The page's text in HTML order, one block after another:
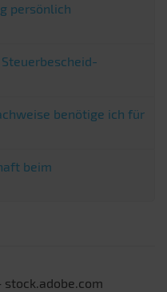
persönlich
benötige ich für
beim